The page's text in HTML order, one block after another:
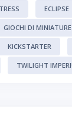
ECLIPSE
GIOCHI DI MINIATURE
KICKSTARTER
TWILIGHT